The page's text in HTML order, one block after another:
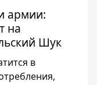
армии:
на
Шук
в